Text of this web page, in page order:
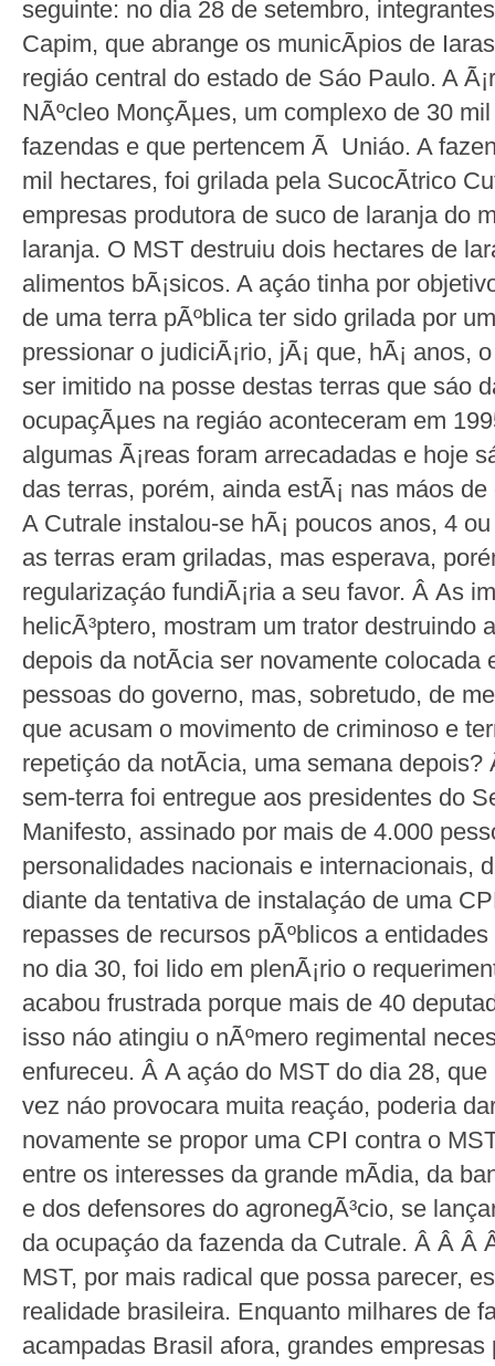
seguinte: no dia 28 de setembro,
Capim, que abrange os municÃ­pios de
regiáo central do estado de Sáo Paulo. A
NÃºcleo MonçÃµes, um complexo de 30
fazendas e que pertencem Ã Uniáo. A
mil hectares, foi grilada pela SucocÃ­trico
empresas produtora de suco de laranja do
laranja. O MST destruiu dois hectares de
alimentos bÃ¡sicos. A açáo tinha por
de uma terra pÃºblica ter sido grilada por
pressionar o judiciÃ¡rio, jÃ¡ que, hÃ¡ anos,
ser imitido na posse destas terras que sáo
ocupaçÃµes na regiáo aconteceram em
algumas Ã¡reas foram arrecadadas e hoje
das terras, porém, ainda estÃ¡ nas máos
A Cutrale instalou-se hÃ¡ poucos anos, 4
as terras eram griladas, mas esperava,
regularizaçáo fundiÃ¡ria a seu favor. Â As
helicÃ³ptero, mostram um trator destruindo
depois da notÃ­cia ser novamente colocada
pessoas do governo, mas, sobretudo, de
que acusam o movimento de criminoso e
repetiçáo da notÃ­cia, uma semana
sem-terra foi entregue aos presidentes do
Manifesto, assinado por mais de 4.000
personalidades nacionais e internacionais,
diante da tentativa de instalaçáo de uma
repasses de recursos pÃºblicos a
no dia 30, foi lido em plenÃ¡rio o
acabou frustrada porque mais de 40
isso náo atingiu o nÃºmero regimental
enfureceu. Â A açáo do MST do dia 28,
vez náo provocara muita reaçáo, poderia
novamente se propor uma CPI contra o
entre os interesses da grande mÃ­dia, da
e dos defensores do agronegÃ³cio, se
da ocupaçáo da fazenda da Cutrale. Â Â
MST, por mais radical que possa parecer,
realidade brasileira. Enquanto milhares de
acampadas Brasil afora, grandes